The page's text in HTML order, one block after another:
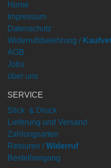
Home
Impressum
Datenschutz
Widerrufsbelehrung /
AGB
Jobs
über uns
SERVICE
Stick & Druck
Lieferung und Versand
Zahlungsarten
Retouren / Widerruf
Bestellvorgang